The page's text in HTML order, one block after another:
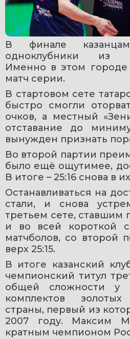
В финале казанцам
одноклубники из
Именно в этом городе
матч серии.
В стартовом сете
быстро смогли
очков, а местный
отставание до
вынужден признать
Во второй партии
было ещё ощутимее,
В итоге – 25:16 снова в
Останавливаться на
стали, и снова
третьем сете, ставшим
и во всей короткой
матчболов, со второй
верх 25:15.
В итоге казанский
чемпионский титул
общей сложности у
комплектов
страны, первый из
2007 году. Максим
кратным чемпионом